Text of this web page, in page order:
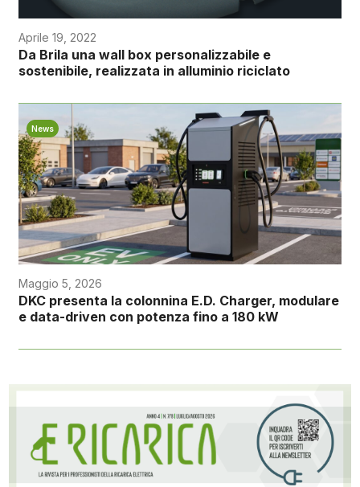
Aprile 19, 2022
Da Brila una wall box personalizzabile e
sostenibile, realizzata in alluminio riciclato
News
Maggio 5, 2026
DKC presenta la colonnina E.D. Charger, modulare
e data-driven con potenza fino a 180 kW